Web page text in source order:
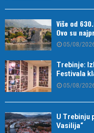
Više od
Ovo su
05/08/
Trebinje:
Festivala
05/08/
U Trebinju
Vasilija“